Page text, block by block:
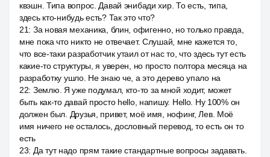
квэшн. Типа вопрос. Давай энибади хир. То есть, типа,
здесь кто-нибудь есть? Так это что?
21: За новая механика, блин, офигенно, но только правда,
мне пока что никто не отвечает. Слушай, мне кажется то,
что все-таки разработчик утаил от нас то, что здесь тут есть
какие-то структуры, я уверен, но просто полтора месяца на
разработку ушло. Не знаю че, а это дерево упало на
22: Землю. Я уже подумал, кто-то за мной ходит, может
быть как-то давай просто hello, напишу. Hello. Ну 100% он
должен был. Друзья, привет, моё имя, нофинг, Лев. Моё
имя ничего не осталось, дословный перевод, то есть он то
есть
23: Да тут надо прям такие стандартные вопросы задавать.